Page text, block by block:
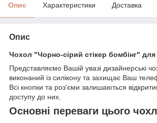
Опис Характеристики Доставка
Опис
Чохол "Чорно-сірий стікер бомбінг"
Представляємо Вашій увазі дизайнерські
виконаний із силікону та захищає Ваш
Всі кнопки та роз'єми залишаються
доступу до них.
Основні переваги цього